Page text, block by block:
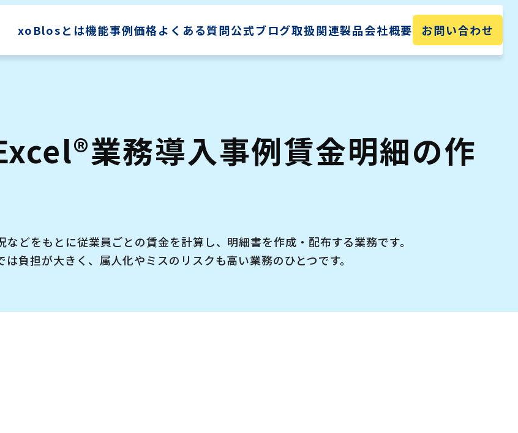
xoBlosとは機能事例価格よくある質問公式ブログ取扱関連製品会社概要 お問い合わせ
業務導入事例賃金明細の作
どをもとに従業員ごとの賃金を計算し、明細書を作成・配布する業務です。
負担が大きく、属人化やミスのリスクも高い業務のひとつです。